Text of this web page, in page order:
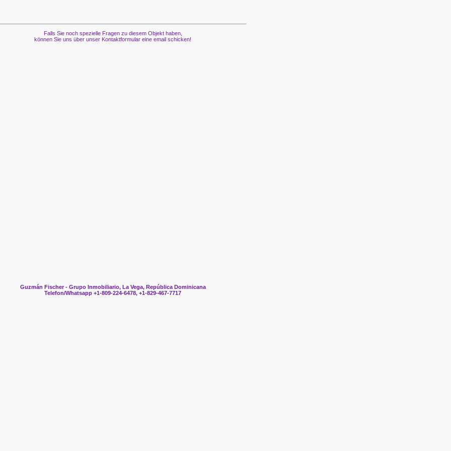
Falls Sie noch spezielle Fragen zu diesem Objekt haben,
können Sie uns über unser Kontaktformular eine email schicken!
Guzmán Fischer - Grupo Inmobiliario, La Vega, República Dominicana
Telefon/Whatsapp +1-809-224-6478, +1-829-467-7717